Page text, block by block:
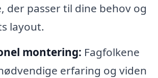
der passer til dine behov og
layout.
montering: Fagfolkene
erfaring og viden